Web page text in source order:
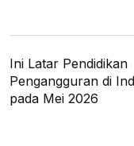
Ini Latar Pendidikan
Pengangguran di
pada Mei 2026